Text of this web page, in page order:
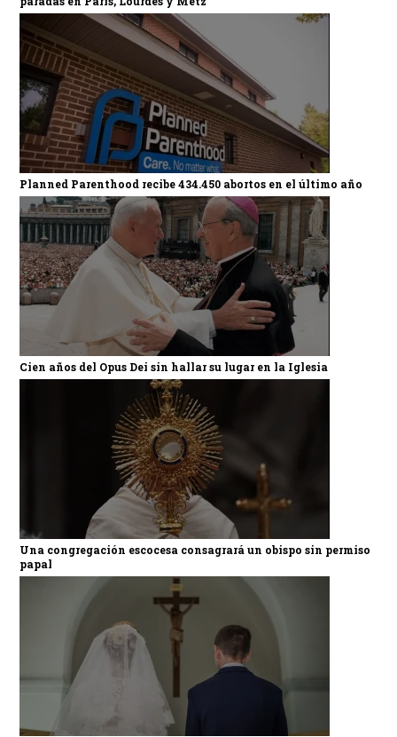
Planned Parenthood recibe 434.450 abortos en el último año
Cien años del Opus Dei sin hallar su lugar en la Iglesia
Una congregación escocesa consagrará un obispo sin permiso
papal